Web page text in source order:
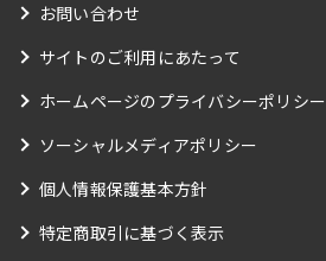
お問い合わせ
サイトのご利用にあたって
ホームページのプライバシーポリシー
ソーシャルメディアポリシー
個人情報保護基本方針
特定商取引に基づく表示